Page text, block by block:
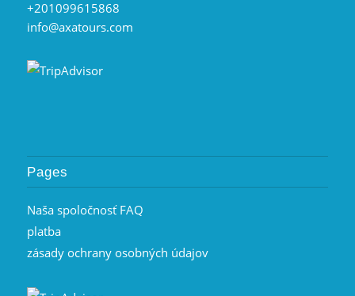
+201099615868
info@axatours.com
Pages
Naša spoločnosť FAQ
platba
zásady ochrany osobných údajov